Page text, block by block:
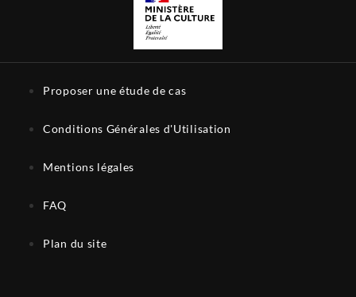
Proposer une étude de cas
Conditions Générales d'Utilisation
Mentions légales
FAQ
Plan du site